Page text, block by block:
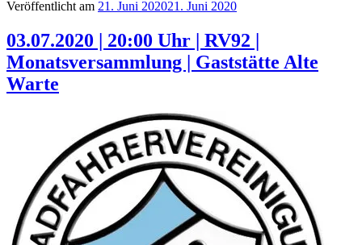
Veröffentlicht am 21. Juni 202021. Juni 2020
03.07.2020 | 20:00 Uhr | RV92 |
Monatsversammlung | Gaststätte Alte
Warte